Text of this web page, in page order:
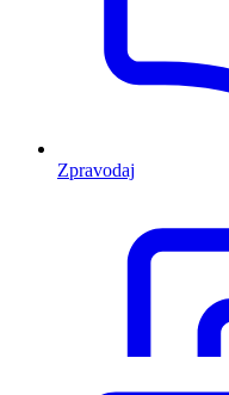
Zpravodaj